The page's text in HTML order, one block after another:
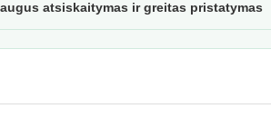
atsiskaitymas ir greitas pristatymas